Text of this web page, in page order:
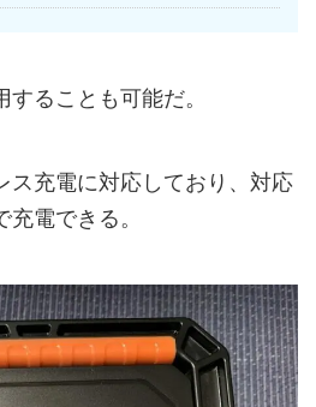
ることも可能だ。
充電に対応しており、対応
電できる。